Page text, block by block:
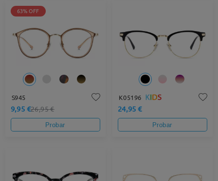
63% OFF
S945
9,95 €26,95 €
Probar
K05196
24,95 €
Probar